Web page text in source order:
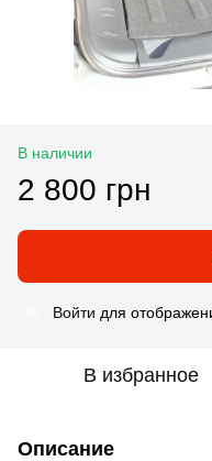
В наличии
2 800 грн
Войти для
В избранное
Описание